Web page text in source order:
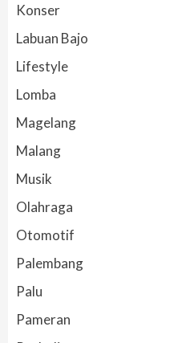
Konser
Labuan Bajo
Lifestyle
Lomba
Magelang
Malang
Musik
Olahraga
Otomotif
Palembang
Palu
Pameran